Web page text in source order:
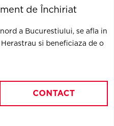
de Închiriat
a Bucurestiului, se afla in
si beneficiaza de o
CONTACT